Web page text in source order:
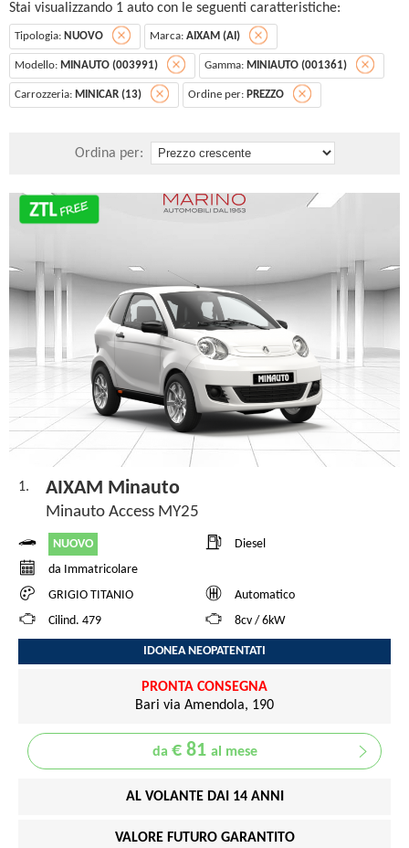
Stai visualizzando 1 auto con le seguenti caratteristiche:
Tipologia: NUOVO Marca: AIXAM (AI)
Modello: MINAUTO (003991) Gamma: MINIAUTO (001361)
Carrozzeria: MINICAR (13) Ordine per: PREZZO
Ordina per:
1. AIXAM Minauto
Minauto Access MY25
NUOVO
Diesel
da Immatricolare
GRIGIO TITANIO
Automatico
Cilind. 479
8cv / 6kW
IDONEA NEOPATENTATI
PRONTA CONSEGNA
Bari via Amendola, 190
da € 81 al mese
AL VOLANTE DAI 14 ANNI
VALORE FUTURO GARANTITO